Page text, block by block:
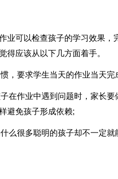
业可以检查孩子的学习效果
得应该从以下几方面着手。
，要求学生当天的作业当天
在作业中遇到问题时，家长
避免孩子形成依赖;
么很多聪明的孩子却不一定